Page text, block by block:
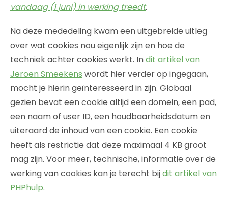
vandaag (1 juni) in werking treedt.
Na deze mededeling kwam een uitgebreide uitleg
over wat cookies nou eigenlijk zijn en hoe de
techniek achter cookies werkt. Indit artikel van
Jeroen Smeekens wordt hier verder op ingegaan,
mocht je hierin geïnteresseerd in zijn. Globaal
gezien bevat een cookie altijd een domein, een pad,
een naam of user ID, een houdbaarheidsdatum en
uiteraard de inhoud van een cookie. Een cookie
heeft als restrictie dat deze maximaal 4 KB groot
mag zijn. Voor meer, technische, informatie over de
werking van cookies kan je terecht bijdit artikel van
PHPhulp.